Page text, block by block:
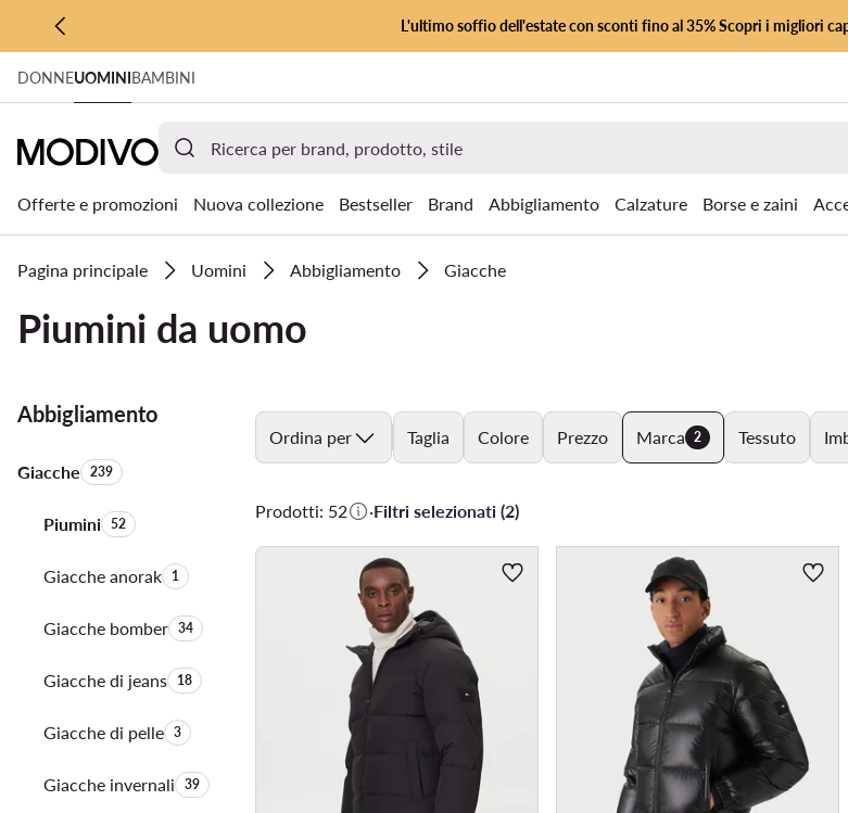
VAI AL CONTENUTO PRINCIPALE
VAI ALLA RICERCA
L'ultimo soffio dell'estate con sconti fino al 35% Scopri i migliori
DONNEUOMINIBAMBINI
Offerte e promozioni Nuova collezione Bestseller Brand Abbigliamento Calzature Borse e zaini
Pagina principale Uomini Abbigliamento Giacche
Piumini da uomo
Abbigliamento
GiaccheQuantità di prodotti:
239
PiuminiQuantità di prodotti:
52
Giacche anorakQuantità di prodotti:
1
Giacche bomberQuantità di prodotti:
34
Giacche di jeansQuantità di prodotti:
18
Giacche di pelleQuantità di prodotti:
3
Giacche invernaliQuantità di prodotti:
39
Ordina per Taglia Colore Prezzo Marca 2 Tessuto
Prodotti: 52 ·Filtri selezionati (2)